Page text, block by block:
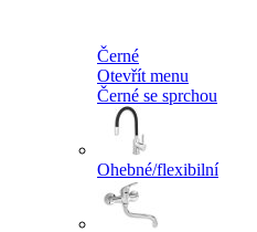
Černé
Otevřít menu
Černé se sprchou
Ohebné/flexibilní